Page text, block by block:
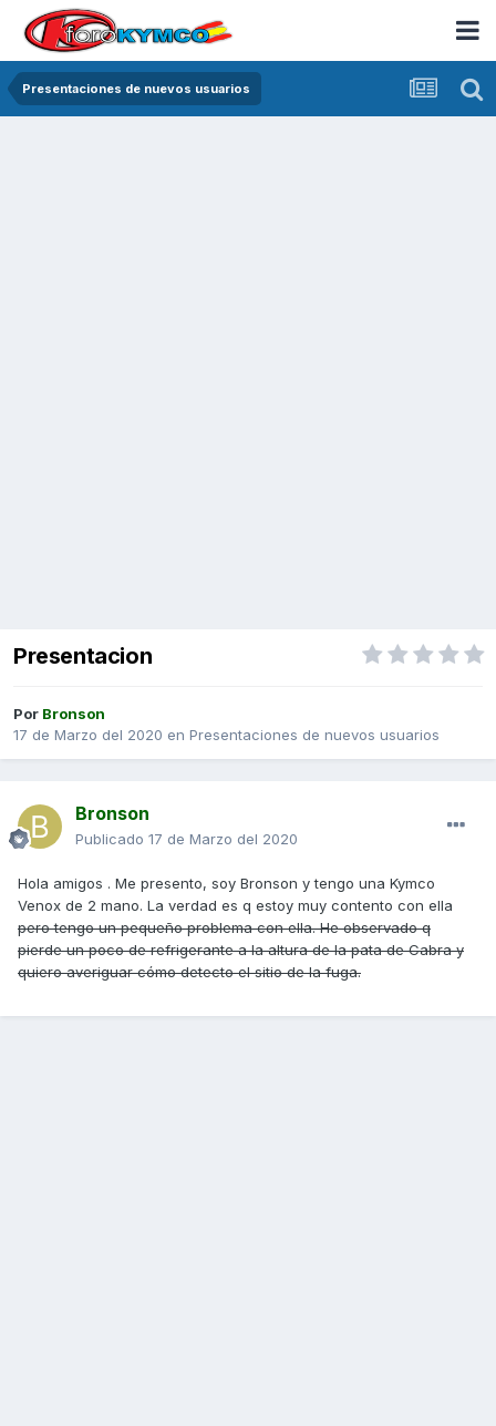
Presentaciones de nuevos usuarios
Presentacion
Por Bronson
17 de Marzo del 2020 en Presentaciones de nuevos usuarios
Bronson
Publicado 17 de Marzo del 2020
Hola amigos . Me presento, soy Bronson y tengo una Kymco
Venox de 2 mano. La verdad es q estoy muy contento con ella
pero tengo un pequeño problema con ella. He observado q
pierde un poco de refrigerante a la altura de la pata de Cabra y
quiero averiguar cómo detecto el sitio de la fuga.